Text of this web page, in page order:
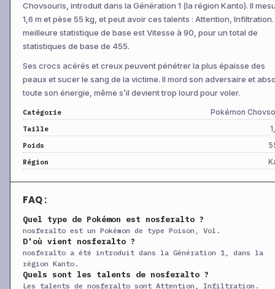
Buée Noire Niv 20 Statut — —
Prévention Niv 20 Statut —
Poison Croix Niv 25
Acrobatie Niv 33 Physique 55
Aéropique —
Hâte —
+ Assurance CT Physique 60
Attraction
Patience CT Physique
Rapace CT
Séduction CT Statut —
Confidence CT Statut
Chovsouris, introduit dans la Génération 1 (la région Kanto). Il
1,6 m et pèse 55 kg, et peut avoir ces talents : Attention, Infiltration.
meilleure statistique de base est Vitesse à 90, pour un total de
statistiques de base de 455.
Ses crocs acérés et creux peuvent pénétrer la plus épaisse des
peaux et sucer le sang de la victime. Il mord son adversaire et
toute son énergie, même s’il devient trop lourd pour voler.
Catégorie Pokémon
Taille
Poids
Région
FAQ :
Quel type de Pokémon est nosferalto ?
nosferalto est un Pokémon de type Poison, Vol.
D'où vient nosferalto ?
nosferalto a été introduit dans la Génération 1, dans la
région Kanto.
Quels sont les talents de nosferalto ?
Les talents de nosferalto sont Attention, Infiltration.